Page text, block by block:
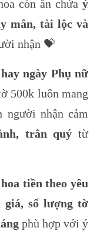
còn ẩn chứa ý
mắn, tài lộc và
nhận 💝
ngày Phụ nữ
500k luôn mang
nhận cảm
trân quý từ
tiền theo yêu
giá, số lượng tờ
phù hợp với ý